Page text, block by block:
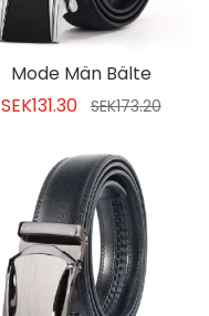
Mode Män Bälte
SEK131.30 SEK173.20